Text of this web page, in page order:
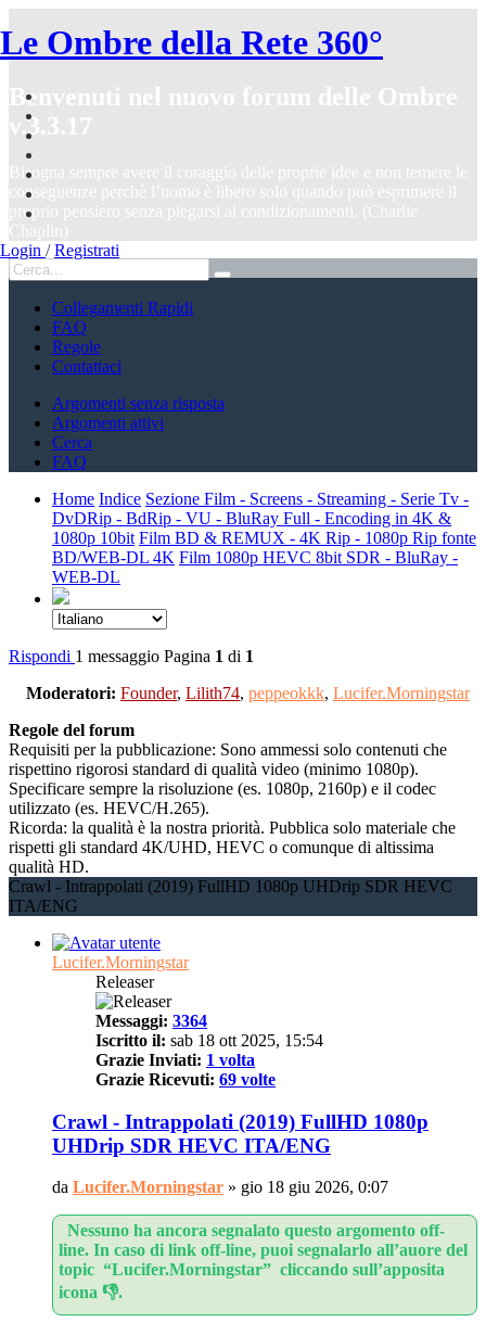
Le Ombre della Rete 360°
Login / Registrati
Benvenuti nel nuovo forum delle Ombre
v.3.3.17
Bisogna sempre avere il coraggio delle proprie idee e non temere le
conseguenze perchè l’uomo è libero solo quando può esprimere il
proprio pensiero senza piegarsi ai condizionamenti. (Charlie
Chaplin)
Collegamenti Rapidi
FAQ
Regole
Contattaci
Argomenti senza risposta
Argomenti attivi
Cerca
FAQ
Home Indice Sezione Film - Screens - Streaming - Serie Tv -
DvDRip - BdRip - VU - BluRay Full - Encoding in 4K &
1080p 10bit Film BD & REMUX - 4K Rip - 1080p Rip fonte
BD/WEB-DL 4K Film 1080p HEVC 8bit SDR - BluRay -
WEB-DL
Rispondi 1 messaggio Pagina 1 di 1
Moderatori: Founder, Lilith74, peppeokkk, Lucifer.Morningstar
Regole del forum
Requisiti per la pubblicazione: Sono ammessi solo contenuti che
rispettino rigorosi standard di qualità video (minimo 1080p).
Specificare sempre la risoluzione (es. 1080p, 2160p) e il codec
utilizzato (es. HEVC/H.265).
Ricorda: la qualità è la nostra priorità. Pubblica solo materiale che
rispetti gli standard 4K/UHD, HEVC o comunque di altissima
qualità HD.
Crawl - Intrappolati (2019) FullHD 1080p UHDrip SDR HEVC
ITA/ENG
Lucifer.Morningstar
Releaser
Messaggi: 3364
Iscritto il: sab 18 ott 2025, 15:54
Grazie Inviati: 1 volta
Grazie Ricevuti: 69 volte
Crawl - Intrappolati (2019) FullHD 1080p
UHDrip SDR HEVC ITA/ENG
da Lucifer.Morningstar » gio 18 giu 2026, 0:07
Nessuno ha ancora segnalato questo argomento off-
line. In caso di link off-line, puoi segnalarlo all’auore del
topic “Lucifer.Morningstar” cliccando sull’apposita
icona 👎.